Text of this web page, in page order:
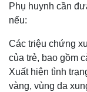
Phụ huynh cần
nếu:
Các triệu chứng
của trẻ, bao gồm
Xuất hiện tình
vàng, vùng da